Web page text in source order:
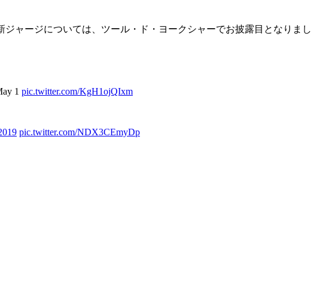
ャージについては、ツール・ド・ヨークシャーでお披露目となりまし
1 pic.twitter.com/KgH1ojQIxm
pic.twitter.com/NDX3CEmyDp